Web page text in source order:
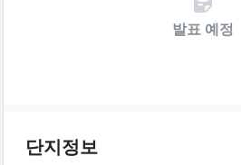
발표 예정
단지정보